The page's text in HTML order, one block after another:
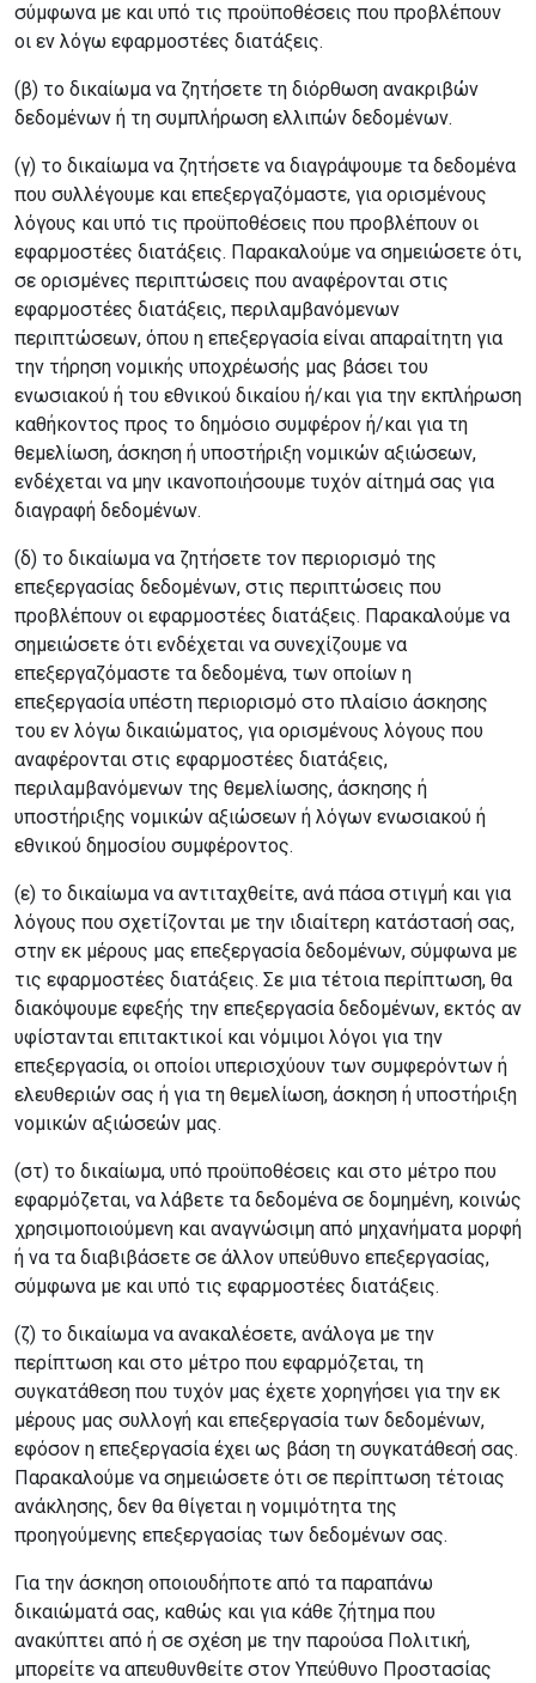
σύμφωνα με και υπό τις προϋποθέσεις που προβλέπουν
οι εν λόγω εφαρμοστέες διατάξεις.
(β) το δικαίωμα να ζητήσετε τη διόρθωση ανακριβών
δεδομένων ή τη συμπλήρωση ελλιπών δεδομένων.
(γ) το δικαίωμα να ζητήσετε να διαγράψουμε τα δεδομένα
που συλλέγουμε και επεξεργαζόμαστε, για ορισμένους
λόγους και υπό τις προϋποθέσεις που προβλέπουν οι
εφαρμοστέες διατάξεις. Παρακαλούμε να σημειώσετε ότι,
σε ορισμένες περιπτώσεις που αναφέρονται στις
εφαρμοστέες διατάξεις, περιλαμβανόμενων
περιπτώσεων, όπου η επεξεργασία είναι απαραίτητη για
την τήρηση νομικής υποχρέωσής μας βάσει του
ενωσιακού ή του εθνικού δικαίου ή/και για την εκπλήρωση
καθήκοντος προς το δημόσιο συμφέρον ή/και για τη
θεμελίωση, άσκηση ή υποστήριξη νομικών αξιώσεων,
ενδέχεται να μην ικανοποιήσουμε τυχόν αίτημά σας για
διαγραφή δεδομένων.
(δ) το δικαίωμα να ζητήσετε τον περιορισμό της
επεξεργασίας δεδομένων, στις περιπτώσεις που
προβλέπουν οι εφαρμοστέες διατάξεις. Παρακαλούμε να
σημειώσετε ότι ενδέχεται να συνεχίζουμε να
επεξεργαζόμαστε τα δεδομένα, των οποίων η
επεξεργασία υπέστη περιορισμό στο πλαίσιο άσκησης
του εν λόγω δικαιώματος, για ορισμένους λόγους που
αναφέρονται στις εφαρμοστέες διατάξεις,
περιλαμβανόμενων της θεμελίωσης, άσκησης ή
υποστήριξης νομικών αξιώσεων ή λόγων ενωσιακού ή
εθνικού δημοσίου συμφέροντος.
(ε) το δικαίωμα να αντιταχθείτε, ανά πάσα στιγμή και για
λόγους που σχετίζονται με την ιδιαίτερη κατάστασή σας,
στην εκ μέρους μας επεξεργασία δεδομένων, σύμφωνα με
τις εφαρμοστέες διατάξεις. Σε μια τέτοια περίπτωση, θα
διακόψουμε εφεξής την επεξεργασία δεδομένων, εκτός αν
υφίστανται επιτακτικοί και νόμιμοι λόγοι για την
επεξεργασία, οι οποίοι υπερισχύουν των συμφερόντων ή
ελευθεριών σας ή για τη θεμελίωση, άσκηση ή υποστήριξη
νομικών αξιώσεών μας.
(στ) το δικαίωμα, υπό προϋποθέσεις και στο μέτρο που
εφαρμόζεται, να λάβετε τα δεδομένα σε δομημένη, κοινώς
χρησιμοποιούμενη και αναγνώσιμη από μηχανήματα μορφή
ή να τα διαβιβάσετε σε άλλον υπεύθυνο επεξεργασίας,
σύμφωνα με και υπό τις εφαρμοστέες διατάξεις.
(ζ) το δικαίωμα να ανακαλέσετε, ανάλογα με την
περίπτωση και στο μέτρο που εφαρμόζεται, τη
συγκατάθεση που τυχόν μας έχετε χορηγήσει για την εκ
μέρους μας συλλογή και επεξεργασία των δεδομένων,
εφόσον η επεξεργασία έχει ως βάση τη συγκατάθεσή σας.
Παρακαλούμε να σημειώσετε ότι σε περίπτωση τέτοιας
ανάκλησης, δεν θα θίγεται η νομιμότητα της
προηγούμενης επεξεργασίας των δεδομένων σας.
Για την άσκηση οποιουδήποτε από τα παραπάνω
δικαιώματά σας, καθώς και για κάθε ζήτημα που
ανακύπτει από ή σε σχέση με την παρούσα Πολιτική,
μπορείτε να απευθυνθείτε στον Υπεύθυνο Προστασίας